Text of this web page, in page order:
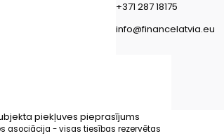
+371 287 18175
info@financelatvia.eu
piekļuves pieprasījums
asociācija - visas tiesības rezervētas